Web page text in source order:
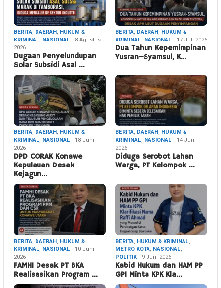
BERITA, DAERAH, HUKUM &
KRIMINAL, NASIONAL
8 Agustus
2026
Dugaan Penyelundupan
Solar Subsidi Asal …
BERITA, DAERAH, HUKUM &
KRIMINAL, NASIONAL 17 Juli 2026
Dua Tahun Kepemimpinan
Yusran–Syamsul, K…
BERITA, DAERAH, HUKUM &
KRIMINAL, NASIONAL
18 Juni
2026
DPD CORAK Konawe
Kepulauan Desak
Kejagun…
BERITA, DAERAH, HUKUM &
KRIMINAL, NASIONAL
14 Juni
2026
Diduga Serobot Lahan
Warga, PT Kelompok …
BERITA, DAERAH, HUKUM &
KRIMINAL, NASIONAL
10 Juni
2026
FAMHI Desak PT BKA
Realisasikan Program …
BERITA, HUKUM & KRIMINAL,
METRO KOTA, NASIONAL,
POLITIK
9 Juni 2026
Kabid Hukum dan HAM PP
GPI Minta KPK Kla…